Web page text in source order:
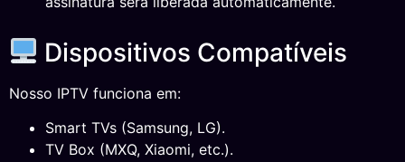
Dispositivos Compatíveis
Nosso IPTV funciona em:
Smart TVs (Samsung, LG).
TV Box (MXQ, Xiaomi, etc.).